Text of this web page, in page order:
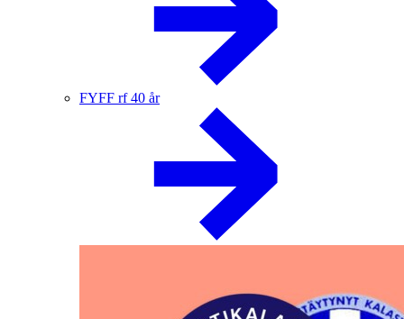
FYFF rf 40 år